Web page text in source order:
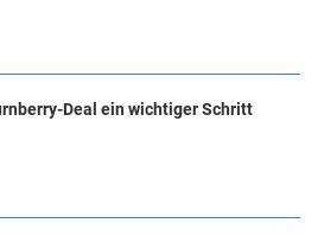
Deal ein wich­ti­ger Schritt